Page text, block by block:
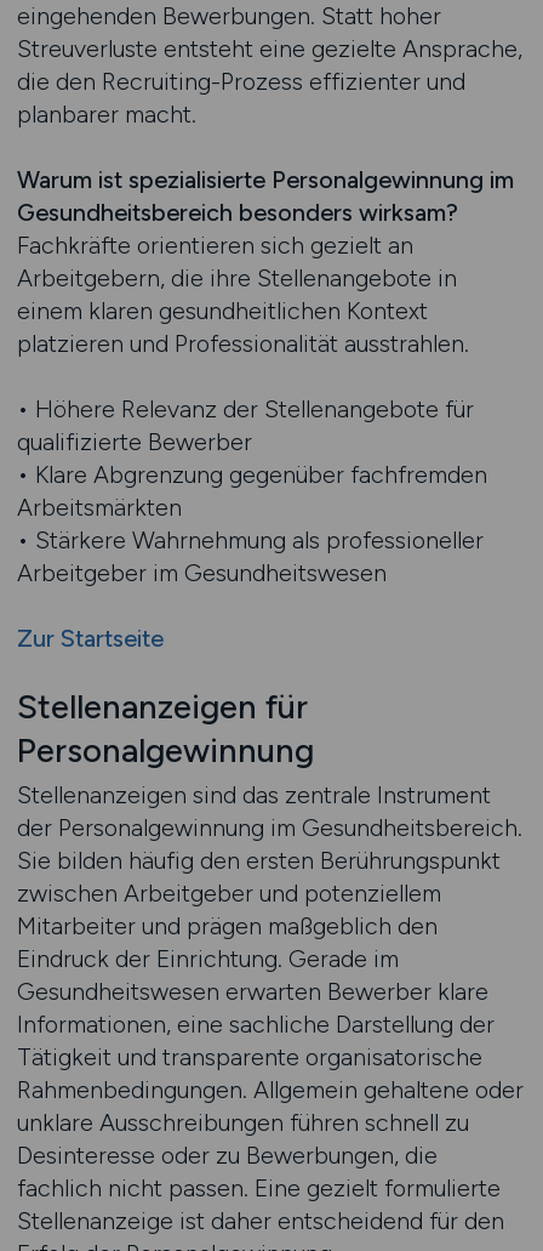
eingehenden Bewerbungen. Statt hoher
Streuverluste entsteht eine gezielte Ansprache,
die den Recruiting-Prozess effizienter und
planbarer macht.
Warum ist spezialisierte Personalgewinnung im
Gesundheitsbereich besonders wirksam?
Fachkräfte orientieren sich gezielt an
Arbeitgebern, die ihre Stellenangebote in
einem klaren gesundheitlichen Kontext
platzieren und Professionalität ausstrahlen.
• Höhere Relevanz der Stellenangebote für
qualifizierte Bewerber
• Klare Abgrenzung gegenüber fachfremden
Arbeitsmärkten
• Stärkere Wahrnehmung als professioneller
Arbeitgeber im Gesundheitswesen
Zur Startseite
Stellenanzeigen für
Personalgewinnung
Stellenanzeigen sind das zentrale Instrument
der Personalgewinnung im Gesundheitsbereich.
Sie bilden häufig den ersten Berührungspunkt
zwischen Arbeitgeber und potenziellem
Mitarbeiter und prägen maßgeblich den
Eindruck der Einrichtung. Gerade im
Gesundheitswesen erwarten Bewerber klare
Informationen, eine sachliche Darstellung der
Tätigkeit und transparente organisatorische
Rahmenbedingungen. Allgemein gehaltene oder
unklare Ausschreibungen führen schnell zu
Desinteresse oder zu Bewerbungen, die
fachlich nicht passen. Eine gezielt formulierte
Stellenanzeige ist daher entscheidend für den